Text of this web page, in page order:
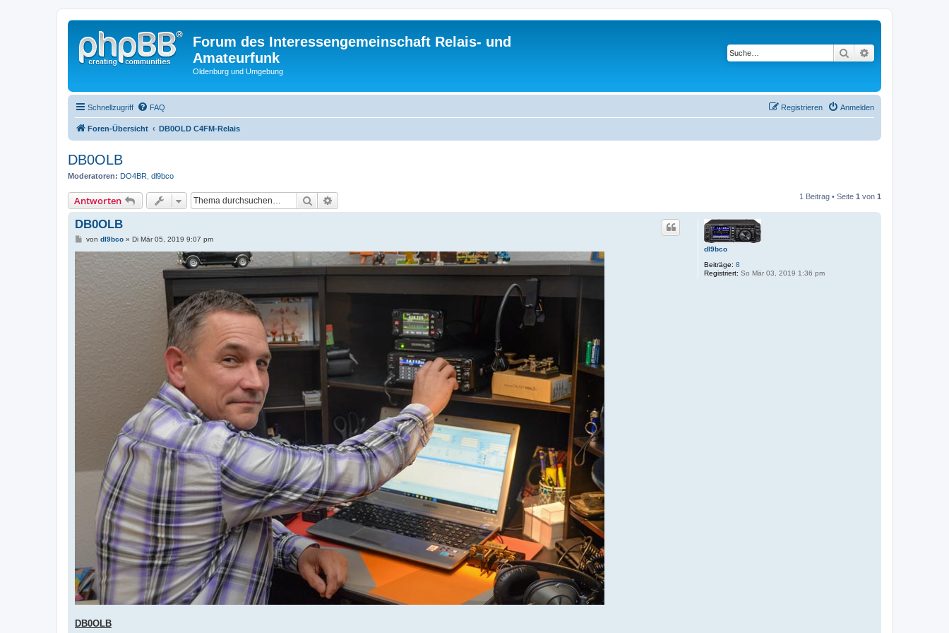
Forum des Interessengemeinschaft Relais- und
Amateurfunk
Oldenburg und Umgebung
Suche
Schnellzugriff FAQ Anmelden
Registrieren
Foren-Übersicht DB0OLD C4FM-Relais
DB0OLB
Moderatoren: DO4BR dl9bco
Antworten Suche 1 Beitrag • Seite 1 von 1
dl9bco
Beiträge: 8
Registriert: So Mär 03, 2019 1:36 pm
DB0OLB
Bvon dl9bco» Di Mär 05, 2019 9:07 pm
DB0OLB